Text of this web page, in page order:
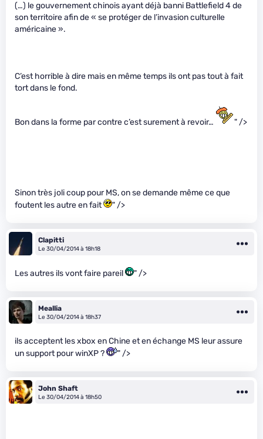
(…) le gouvernement chinois ayant déjà banni Battlefield 4 de
son territoire afin de « se protéger de l’invasion culturelle
américaine ».
C’est horrible à dire mais en même temps ils ont pas tout à fait
tort dans le fond.
Bon dans la forme par contre c’est surement à revoir… " />
Sinon très joli coup pour MS, on se demande même ce que
foutent les autre en fait
" />
Clapitti
Le 30/04/2014 à 18h18
Les autres ils vont faire pareil " />
Meallia
Le 30/04/2014 à 18h37
ils acceptent les xbox en Chine et en échange MS leur assure
un support pour winXP ?
" />
John Shaft
Le 30/04/2014 à 18h50